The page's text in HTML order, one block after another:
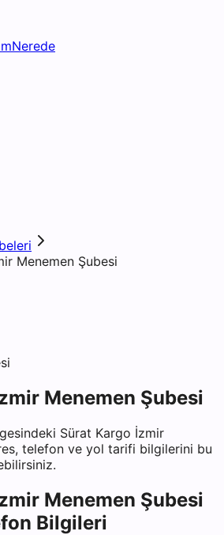
Menemen Şubesi
Menemen Şubesi
Sürat Kargo İzmir
telefon ve yol tarifi bilgilerini bu
Menemen Şubesi
Bilgileri